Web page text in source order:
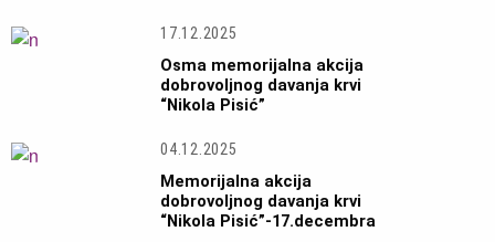
17.12.2025
Osma memorijalna akcija
dobrovoljnog davanja krvi
“Nikola Pisić”
04.12.2025
Memorijalna akcija
dobrovoljnog davanja krvi
“Nikola Pisić”-17.decembra